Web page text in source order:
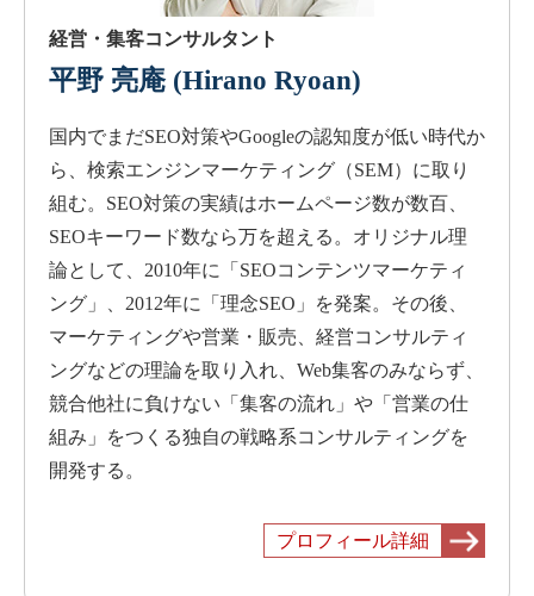
経営・集客コンサルタント
平野 亮庵(Hirano Ryoan)
国内でまだSEO対策やGoogleの認知度が低い時代か
ら、検索エンジンマーケティング（SEM）に取り
組む。SEO対策の実績はホームページ数が数百、
SEOキーワード数なら万を超える。オリジナル理
論として、2010年に「SEOコンテンツマーケティ
ング」、2012年に「理念SEO」を発案。その後、
マーケティングや営業・販売、経営コンサルティ
ングなどの理論を取り入れ、Web集客のみならず、
競合他社に負けない「集客の流れ」や「営業の仕
組み」をつくる独自の戦略系コンサルティングを
開発する。
プロフィール詳細